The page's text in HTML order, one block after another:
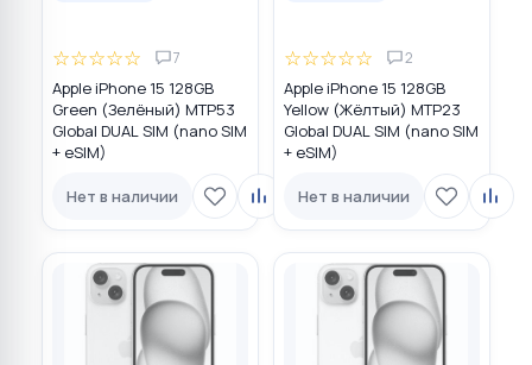
☆☆☆☆☆ 7
Apple iPhone 15 128GB
Green (Зелёный) MTP53
Global DUAL SIM (nano SIM
+ eSIM)
Нет в наличии
☆☆☆☆☆ 2
Apple iPhone 15 128GB
Yellow (Жёлтый) MTP23
Global DUAL SIM (nano SIM
+ eSIM)
Нет в наличии